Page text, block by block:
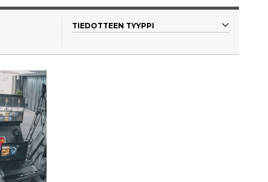
TIEDOTTEEN TYYPPI